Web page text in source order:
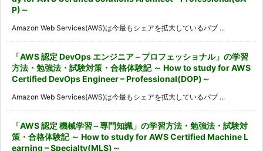
P)～
Amazon Web Services(AWS)は今最もシェアを拡大しているパブ ...
「AWS 認定 DevOps エンジニア – プロフェッショナル」の学習
方法・勉強法・試験対策・合格体験記 ～ How to study for AWS
Certified DevOps Engineer – Professional(DOP)～
Amazon Web Services(AWS)は今最もシェアを拡大しているパブ ...
「AWS 認定 機械学習 – 専門知識」の学習方法・勉強法・試験対
策・合格体験記 ～ How to study for AWS Certified Machine L
earning – Specialty(MLS)～